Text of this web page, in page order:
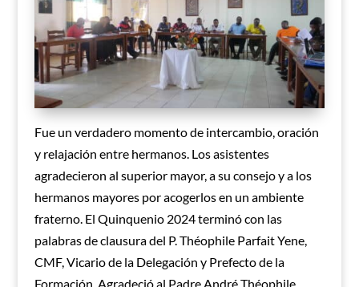
Fue un verdadero momento de intercambio, oración
y relajación entre hermanos. Los asistentes
agradecieron al superior mayor, a su consejo y a los
hermanos mayores por acogerlos en un ambiente
fraterno. El Quinquenio 2024 terminó con las
palabras de clausura del P. Théophile Parfait Yene,
CMF, Vicario de la Delegación y Prefecto de la
Formación. Agradeció al Padre André Théophile